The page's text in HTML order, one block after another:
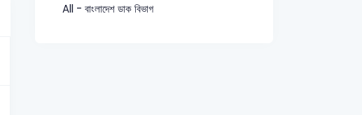
All - বাংলাদেশ ডাক বিভাগ